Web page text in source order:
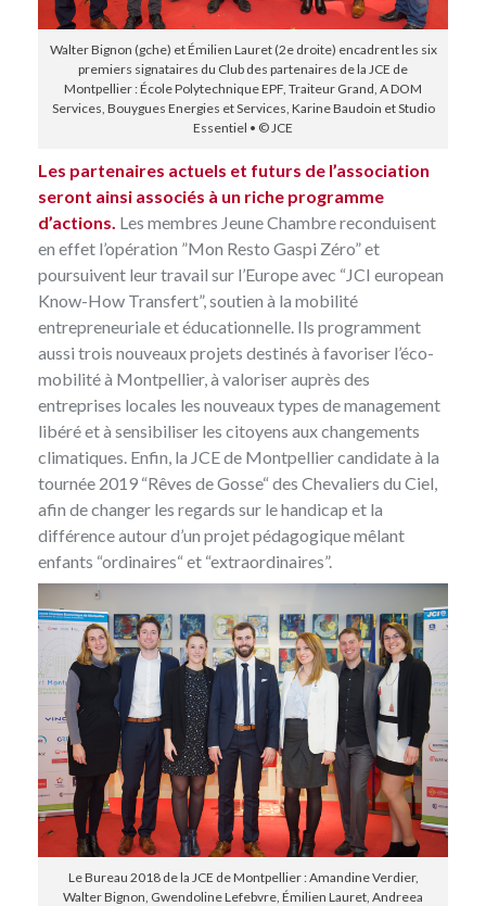
Walter Bignon (gche) et Émilien Lauret (2e droite) encadrent les six
premiers signataires du Club des partenaires de la JCE de
Montpellier : École Polytechnique EPF, Traiteur Grand, A DOM
Services, Bouygues Energies et Services, Karine Baudoin et Studio
Essentiel • © JCE
Les partenaires actuels et futurs de l’association
seront ainsi associés à un riche programme
d’actions. Les membres Jeune Chambre reconduisent
en effet l’opération ”Mon Resto Gaspi Zéro”et
poursuivent leur travail sur l’Europe avec “JCI european
Know-How Transfert”, soutien à la mobilité
entrepreneuriale et éducationnelle. Ils programment
aussi trois nouveaux projets destinés à favoriser l’éco-
mobilité à Montpellier, à valoriser auprès des
entreprises locales les nouveaux types de management
libéré et à sensibiliser les citoyens aux changements
climatiques. Enfin, la JCE de Montpellier candidate à la
tournée 2019 “Rêves de Gosse“des Chevaliers du Ciel,
afin de changer les regards sur le handicap et la
différence autour d’un projet pédagogique mêlant
enfants “ordinaires“ et “extraordinaires”.
Le Bureau 2018 de la JCE de Montpellier : Amandine Verdier,
Walter Bignon, Gwendoline Lefebvre, Émilien Lauret, Andreea